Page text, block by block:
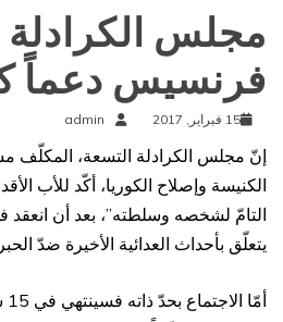
مجلس الكرادلة
فرنسيس دعماً
15 فبراير, 2017 admin
إنّ مجلس الكرادلة التسعة، المكلّف
الكنيسة وإصلاح الكوريا، أكّد للأب
يتعلّق بأحداث العدائية الأخيرة ضدّ